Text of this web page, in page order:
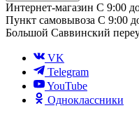
Интернет-магазин С 9:00
Пункт самовывоза С 9:00
Большой Саввинский
VK
Telegram
YouTube
Одноклассники